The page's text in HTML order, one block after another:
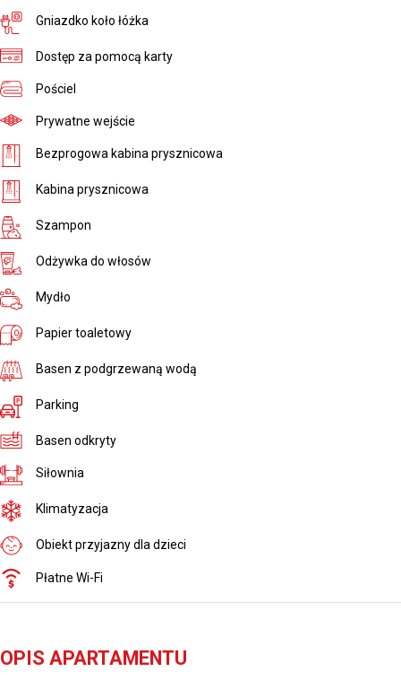
Gniazdko koło łóżka
Dostęp za pomocą karty
Pościel
Prywatne wejście
Bezprogowa kabina prysznicowa
Kabina prysznicowa
Szampon
Odżywka do włosów
Mydło
Papier toaletowy
Basen z podgrzewaną wodą
Parking
Basen odkryty
Siłownia
Klimatyzacja
Obiekt przyjazny dla dzieci
Płatne Wi-Fi
OPIS APARTAMENTU